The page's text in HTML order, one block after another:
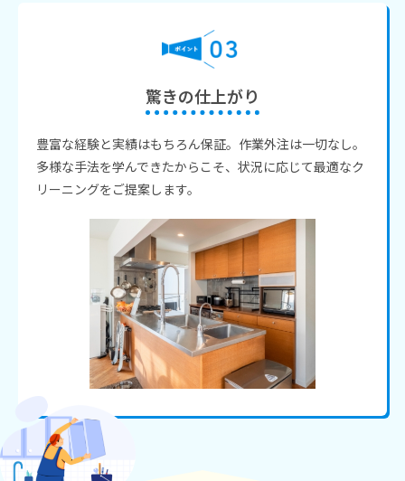
驚きの仕上がり
豊富な経験と実績はもちろん保証。作業外注は一切なし。
多様な手法を学んできたからこそ、状況に応じて最適なク
リーニングをご提案します。